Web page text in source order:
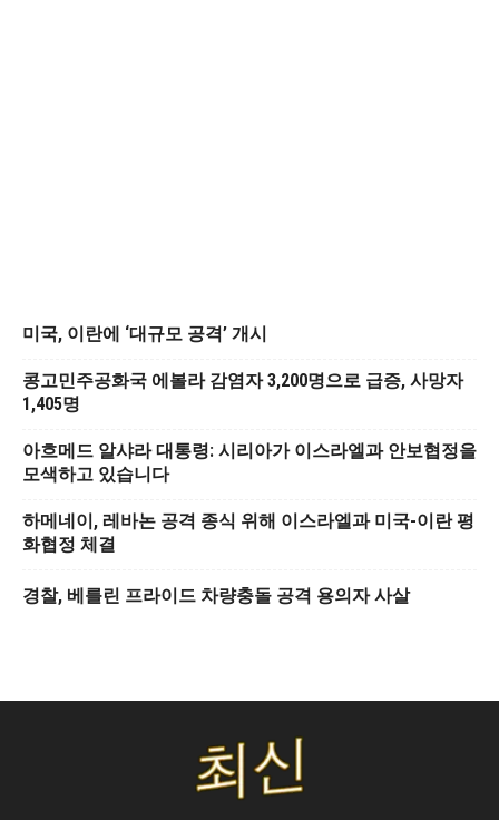
미국, 이란에 ‘대규모 공격’ 개시
콩고민주공화국 에볼라 감염자 3,200명으로 급증, 사망자
1,405명
아흐메드 알샤라 대통령: 시리아가 이스라엘과 안보협정을
모색하고 있습니다
하메네이, 레바논 공격 종식 위해 이스라엘과 미국-이란 평
화협정 체결
경찰, 베를린 프라이드 차량충돌 공격 용의자 사살